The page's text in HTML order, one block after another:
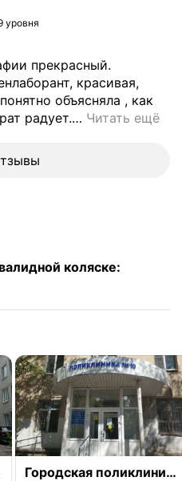
уровня
прекрасный.
красивая,
объясняла , как
радует.… Читать ещё
коляске:
Городская поликлиника № 10, специализированное отделение